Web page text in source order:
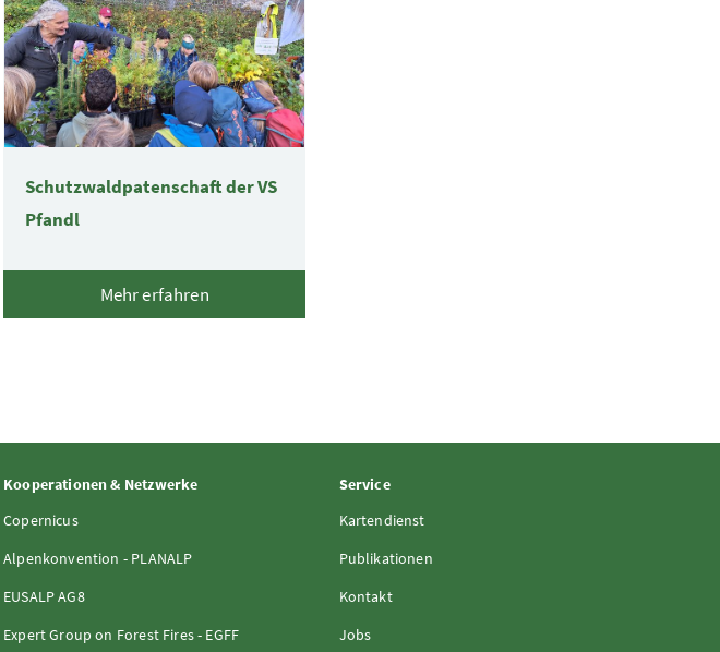
Schutzwaldpatenschaft der VS
Pfandl
Mehr erfahren
Kooperationen & Netzwerke
Copernicus
Alpenkonvention - PLANALP
EUSALP AG8
Expert Group on Forest Fires - EGFF
Service
Kartendienst
Publikationen
Kontakt
Jobs